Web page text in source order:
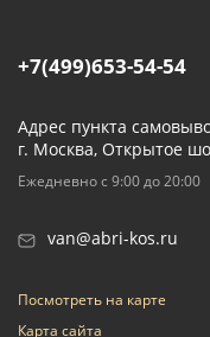
+7(499)653-54-54
Адрес пункта
г. Москва, Открытое
Ежедневно с 9:00 до 20:00
van@abri-kos.ru
Посмотреть на карте
Карта сайта